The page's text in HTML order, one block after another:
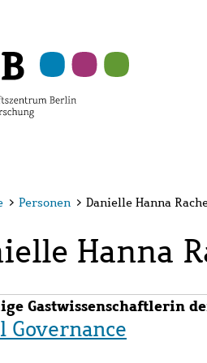
> Personen > Danielle Hanna
Hanna
Gastwissenschaftlerin
Governance